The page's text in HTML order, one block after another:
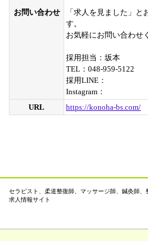
お問い合わせ
「求人を見ました」
す。
お気軽にお問い合わせ
採用担当：坂本
TEL：048-959-5122
採用LINE：
Instagram：
URL
https://konoha-bs.com/
セラピスト、柔道整復師、マッサージ師、鍼灸師
求人情報サイト